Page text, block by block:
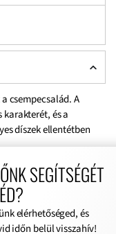
csempecsalád. A
és a
díszek ellentétben
SEGÍTSÉGÉT
elérhetőséged, és
időn belül visszahív!